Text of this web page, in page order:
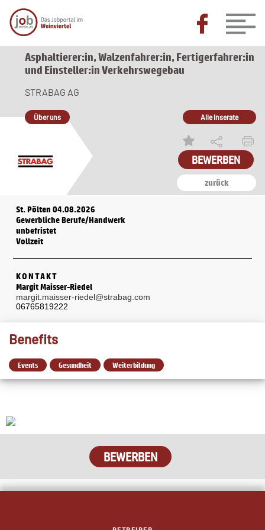
Asphaltierer:in, Walzenfahrer:in, Fertigerfahrer:in
und Einsteller:in Verkehrswegebau
zurück
STRABAG AG
Über uns Alle Inserate
BEWERBEN
St. Pölten 04.08.2026
Gewerbliche Berufe/Handwerk
unbefristet
Vollzeit
KONTAKT
Margit Maisser-Riedel
margit.maisser-riedel@strabag.com
06765819222
Benefits
Events Gesundheit Weiterbildung
BEWERBEN